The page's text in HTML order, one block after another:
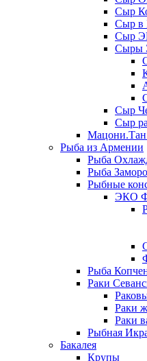
Сыр
Сыр в
Сыр
Сыры
Сыр
Сыр
Рыба из Армении
Рыба
Рыба
Рыбные
ЭКО
Рыба
Раки
Раки
Раки
Рыбная
Бакалея
Крупы